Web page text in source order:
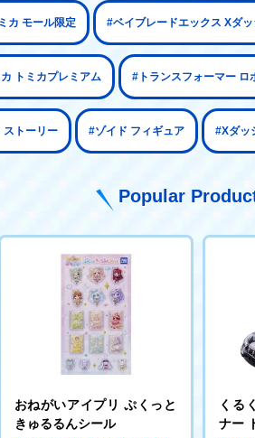
カ モール限定 #ベイブレードエックス Xダッ
トミカプレミアム #トランスフォーマー ロ
ストーリー #ゾイド フィギュア #Xダッ
Popular
おねがいアイプリ ぷくっと
きゅるるんシール
くる
ナー